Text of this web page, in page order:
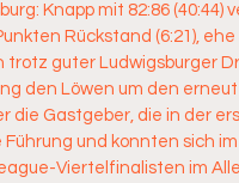
Knapp mit 82:86
Rückstand (6:21),
trotz guter Ludwigsburger
den Löwen um den
die Gastgeber, die in der
und konnten sich
Viertelfinalisten im